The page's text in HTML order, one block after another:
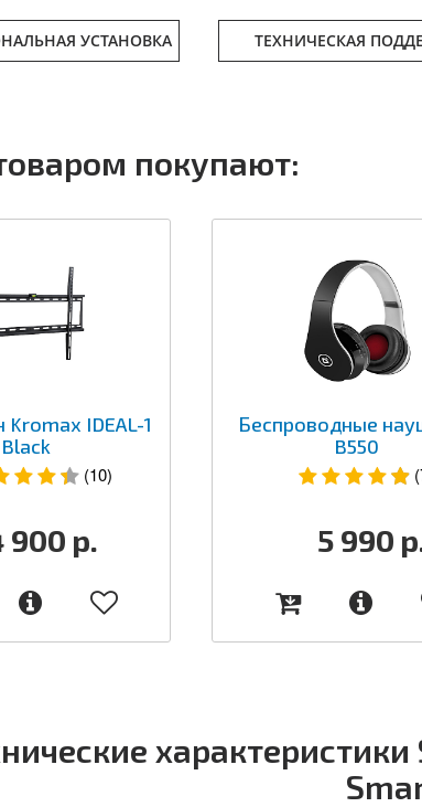
ТЕХНИЧЕСКАЯ
УСТАНОВКА
покупают:
IDEAL-1
Black
(10)
900 р.
Беспроводные
B550
5 990